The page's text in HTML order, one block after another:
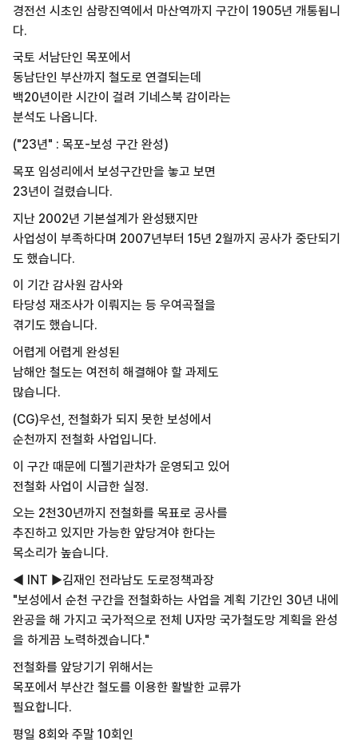
경전선 시초인 삼랑진역에서 마산역까지 구간이 1905년 개통됩니
다.
국토 서남단인 목포에서
동남단인 부산까지 철도로 연결되는데
백20년이란 시간이 걸려 기네스북 감이라는
분석도 나옵니다.
("23년" : 목포-보성 구간 완성)
목포 임성리에서 보성구간만을 놓고 보면
23년이 걸렸습니다.
지난 2002년 기본설계가 완성됐지만
사업성이 부족하다며 2007년부터 15년 2월까지 공사가 중단되기
도 했습니다.
이 기간 감사원 감사와
타당성 재조사가 이뤄지는 등 우여곡절을
겪기도 했습니다.
어렵게 어렵게 완성된
남해안 철도는 여전히 해결해야 할 과제도
많습니다.
(CG)우선, 전철화가 되지 못한 보성에서
순천까지 전철화 사업입니다.
이 구간 때문에 디젤기관차가 운영되고 있어
전철화 사업이 시급한 실정.
오는 2천30년까지 전철화를 목표로 공사를
추진하고 있지만 가능한 앞당겨야 한다는
목소리가 높습니다.
◀ INT ▶김재인 전라남도 도로정책과장
"보성에서 순천 구간을 전철화하는 사업을 계획 기간인 30년 내에
완공을 해 가지고 국가적으로 전체 U자망 국가철도망 계획을 완성
을 하게끔 노력하겠습니다."
전철화를 앞당기기 위해서는
목포에서 부산간 철도를 이용한 활발한 교류가
필요합니다.
평일 8회와 주말 10회인